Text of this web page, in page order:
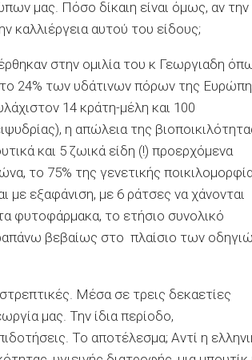
μας. Πόσο δίκαιη είναι όμως, αν την
καλλιέργεια αυτού του είδους;
στην ομιλία του κ Γεωργιαδη
24% των υδάτινων πόρων της
14 κράτη-μέλη και 100
η απώλεια της
και 5 ζωικά είδη (!) προερχόμενα
το 75% της γενετικής
εξαφάνιση, με 6 ράτσες να χάνονται
φυτοφάρμακα, το ετήσιο συνολικό
βεβαίως στο πλαίσιο των
Μέσα σε τρεις δεκαετίες
μας. Την ίδια περίοδο,
Το αποτέλεσμα; Αντί η